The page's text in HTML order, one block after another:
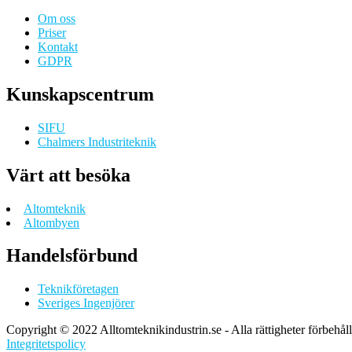
Om oss
Priser
Kontakt
GDPR
Kunskapscentrum
SIFU
Chalmers Industriteknik
Värt att besöka
Altomteknik
Altombyen
Handelsförbund
Teknikföretagen
Sveriges Ingenjörer
Copyright © 2022 Alltomteknikindustrin.se - Alla rättigheter
Integritetspolicy